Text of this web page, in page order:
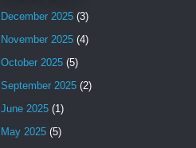
December 2025 (3)
November 2025 (4)
October 2025 (5)
September 2025 (2)
June 2025 (1)
May 2025 (5)